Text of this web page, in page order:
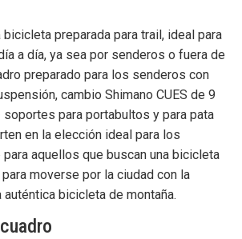
bicicleta preparada para trail, ideal para
a día, ya sea por senderos o fuera de
preparado para los senderos con
cambio Shimano CUES de 9
para portabultos y para pata
en la elección ideal para los
aquellos que buscan una bicicleta
moverse por la ciudad con la
bicicleta de montaña.